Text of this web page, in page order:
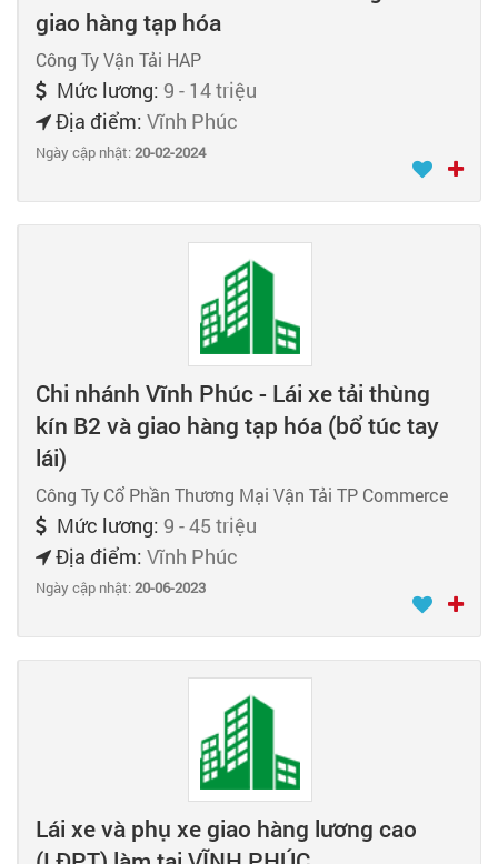
giao hàng tạp hóa
Công Ty Vận Tải HAP
Mức lương: 9 - 14 triệu
Địa điểm: Vĩnh Phúc
Ngày cập nhật:20-02-2024
Chi nhánh Vĩnh Phúc - Lái xe tải thùng
kín B2 và giao hàng tạp hóa (bổ túc tay
lái)
Công Ty Cổ Phần Thương Mại Vận Tải TP Commerce
Mức lương: 9 - 45 triệu
Địa điểm: Vĩnh Phúc
Ngày cập nhật:20-06-2023
Lái xe và phụ xe giao hàng lương cao